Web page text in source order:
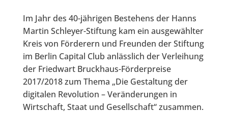
Im Jahr des 40-jährigen Bestehens der Hanns
Martin Schleyer-Stiftung kam ein ausgewählter
Kreis von Förderern und Freunden der Stiftung
im Berlin Capital Club anlässlich der Verleihung
der Friedwart Bruckhaus-Förderpreise
2017/2018 zum Thema „Die Gestaltung der
digitalen Revolution – Veränderungen in
Wirtschaft, Staat und Gesellschaft“ zusammen.